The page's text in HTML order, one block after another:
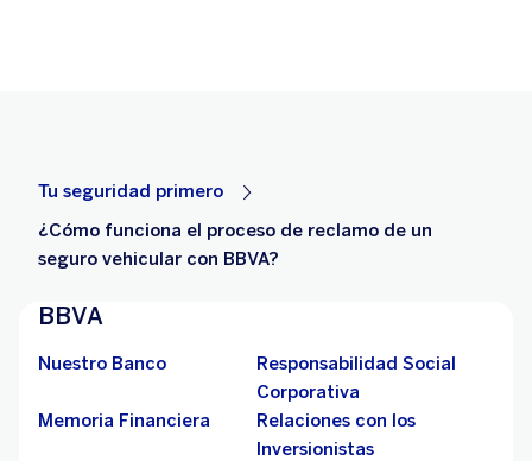
Tu seguridad primero
¿Cómo funciona el proceso de reclamo de un
seguro vehicular con BBVA?
BBVA
Nuestro Banco
Responsabilidad Social
Corporativa
Memoria Financiera
Relaciones con los
Inversionistas